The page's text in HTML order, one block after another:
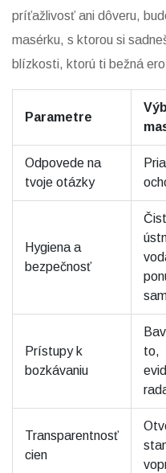
príťažlivosť ani dôveru,
masérku, s ktorou si
blízkosti, ktorú ti bežná
Parametre
Odpovede na
tvoje otázky
Hygiena a
bezpečnosť
Prístupy k
bozkávaniu
to,
Transparentnosť
cien